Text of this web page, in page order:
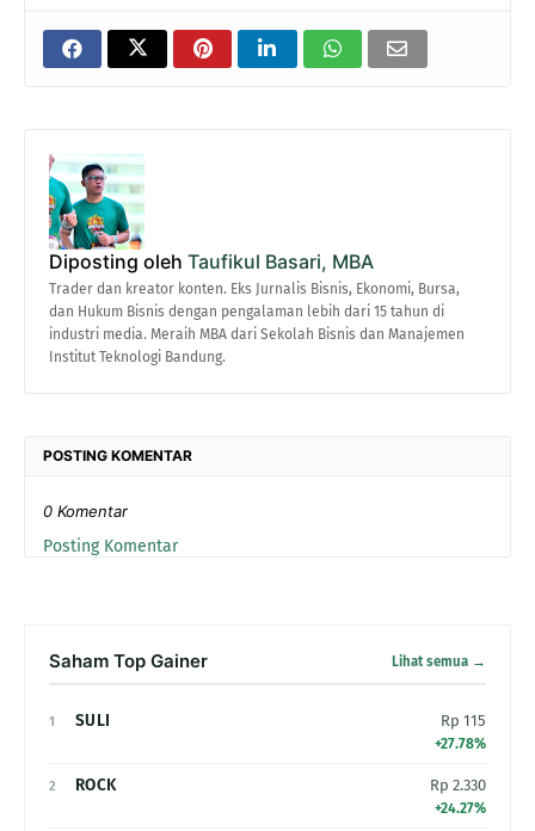
Diposting oleh Taufikul Basari, MBA
Trader dan kreator konten. Eks Jurnalis Bisnis, Ekonomi, Bursa,
dan Hukum Bisnis dengan pengalaman lebih dari 15 tahun di
industri media. Meraih MBA dari Sekolah Bisnis dan Manajemen
Institut Teknologi Bandung.
POSTING KOMENTAR
0 Komentar
Posting Komentar
Saham Top Gainer Lihat semua →
1 SULI Rp 115
+27.78%
2 ROCK Rp 2.330
+24.27%